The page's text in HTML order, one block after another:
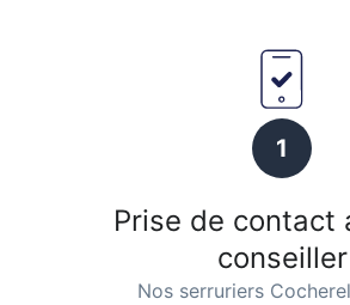
1
Prise de contact
conseiller
Nos serruriers